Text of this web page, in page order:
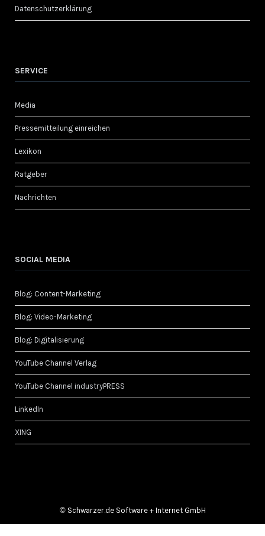
Datenschutzerklärung
SERVICE
Media
Pressemitteilung einreichen
Lexikon
Ratgeber
Nachrichten
SOCIAL MEDIA
Blog: Content-Marketing
Blog: Video-Marketing
Blog: Digitalisierung
YouTube Channel Verlag
YouTube Channel industryPRESS
LinkedIn
XING
© Schwarzer.de Software + Internet GmbH